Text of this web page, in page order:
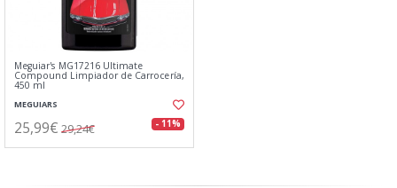
Meguiar's MG17216 Ultimate
Compound Limpiador de Carrocería,
450 ml
MEGUIARS
25,99€ 29,24€ - 11%